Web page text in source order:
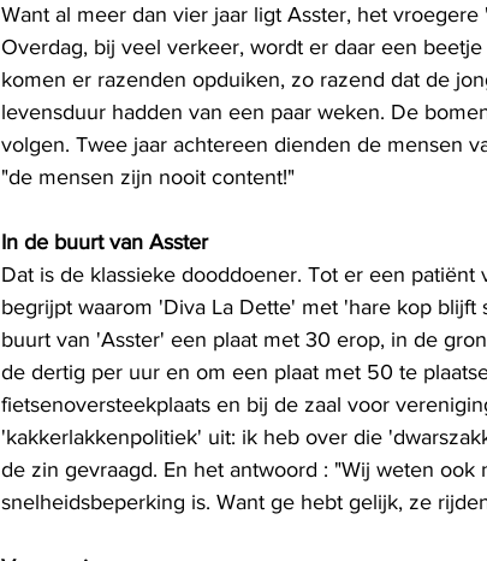
Want al meer dan vier jaar ligt Asster, het
Overdag, bij veel verkeer, wordt er daar een
komen er razenden opduiken, zo razend dat de
levensduur hadden van een paar weken. De
volgen. Twee jaar achtereen dienden de mensen
"de mensen zijn nooit content!"
In de buurt van Asster
Dat is de klassieke dooddoener. Tot er een
begrijpt waarom 'Diva La Dette' met 'hare kop
buurt van 'Asster' een plaat met 30 erop, in de
de dertig per uur en om een plaat met 50 te
fietsenoversteekplaats en bij de zaal voor
'kakkerlakkenpolitiek' uit: ik heb over die
de zin gevraagd. En het antwoord : "Wij weten ook
snelheidsbeperking is. Want ge hebt gelijk, ze